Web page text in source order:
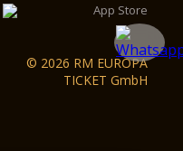
© 2026 RM EUROPA
TICKET GmbH